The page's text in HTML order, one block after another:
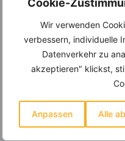
Wir verwenden
verbessern, individuelle
Datenverkehr zu
akzeptieren" klickst,
Anpassen Alle
dieses Rezepts